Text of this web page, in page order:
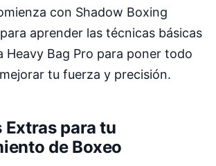
con Shadow Boxing
aprender las técnicas básicas
Heavy Bag Pro para poner todo
tu fuerza y precisión.
Extras para tu
de Boxeo